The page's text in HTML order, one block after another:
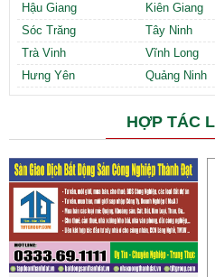
Hậu Giang
Kiên Giang
Sóc Trăng
Tây Ninh
Trà Vinh
Vĩnh Long
Hưng Yên
Quảng Ninh
HỢP TÁC